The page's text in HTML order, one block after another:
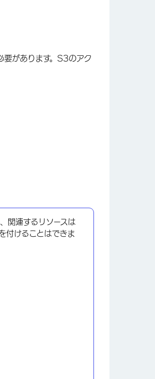
要があります。S3のアク
関連するリソースは
付けることはできま